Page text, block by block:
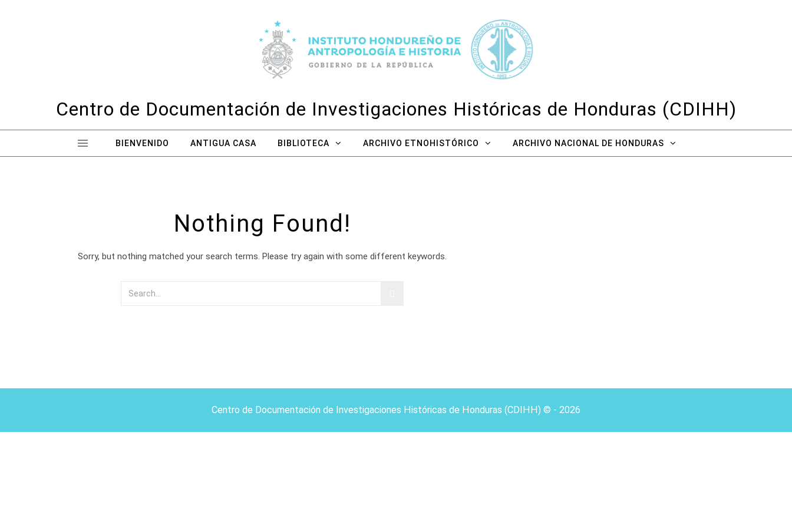
Centro de Documentación de Investigaciones Históricas de Honduras (CDIHH)
BIENVENIDO ANTIGUA CASA BIBLIOTECA ARCHIVO ETNOHISTÓRICO ARCHIVO NACIONAL DE HONDURAS
Nothing Found!
Sorry, but nothing matched your search terms. Please try again with some different keywords.
Centro de Documentación de Investigaciones Históricas de Honduras (CDIHH) © - 2026